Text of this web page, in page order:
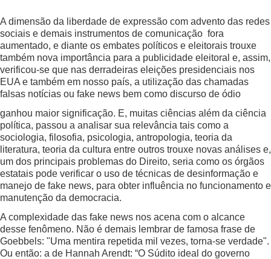
A dimensão da liberdade de expressão com advento das redes
sociais e demais instrumentos de comunicação fora
aumentado, e diante os embates políticos e eleitorais trouxe
também nova importância para a publicidade eleitoral e, assim,
verificou-se que nas derradeiras eleições presidenciais nos
EUA e também em nosso país, a utilização das chamadas
falsas notícias ou fake news bem como discurso de ódio
ganhou maior significação. E, muitas ciências além da ciência
política, passou a analisar sua relevância tais como a
sociologia, filosofia, psicologia, antropologia, teoria da
literatura, teoria da cultura entre outros trouxe novas análises e,
um dos principais problemas do Direito, seria como os órgãos
estatais pode verificar o uso de técnicas de desinformação e
manejo de fake news, para obter influência no funcionamento e
manutenção da democracia.
A complexidade das fake news nos acena com o alcance
desse fenômeno. Não é demais lembrar de famosa frase de
Goebbels: "Uma mentira repetida mil vezes, torna-se verdade".
Ou então: a de Hannah Arendt: “O Súdito ideal do governo